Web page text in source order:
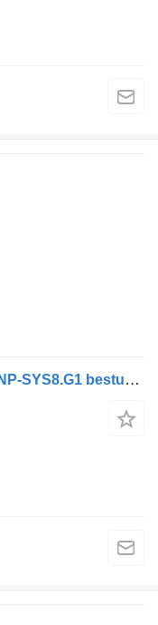
Maestronic LIONS CITY (01.04-) MNP-SYS8.G1 besturingseenheid voor MAN bus